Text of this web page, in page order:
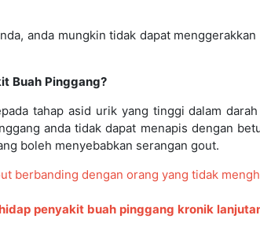
anda mungkin tidak dapat
Buah Pinggang?
tahap asid urik yang tinggi dalam
anda tidak dapat menapis dengan
boleh menyebabkan serangan gout.
berbanding dengan orang yang tidak
penyakit buah pinggang kronik